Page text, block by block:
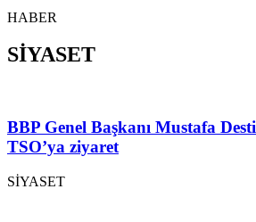
HABER
SİYASET
BBP Genel Başkanı Mustafa
TSO’ya ziyaret
SİYASET